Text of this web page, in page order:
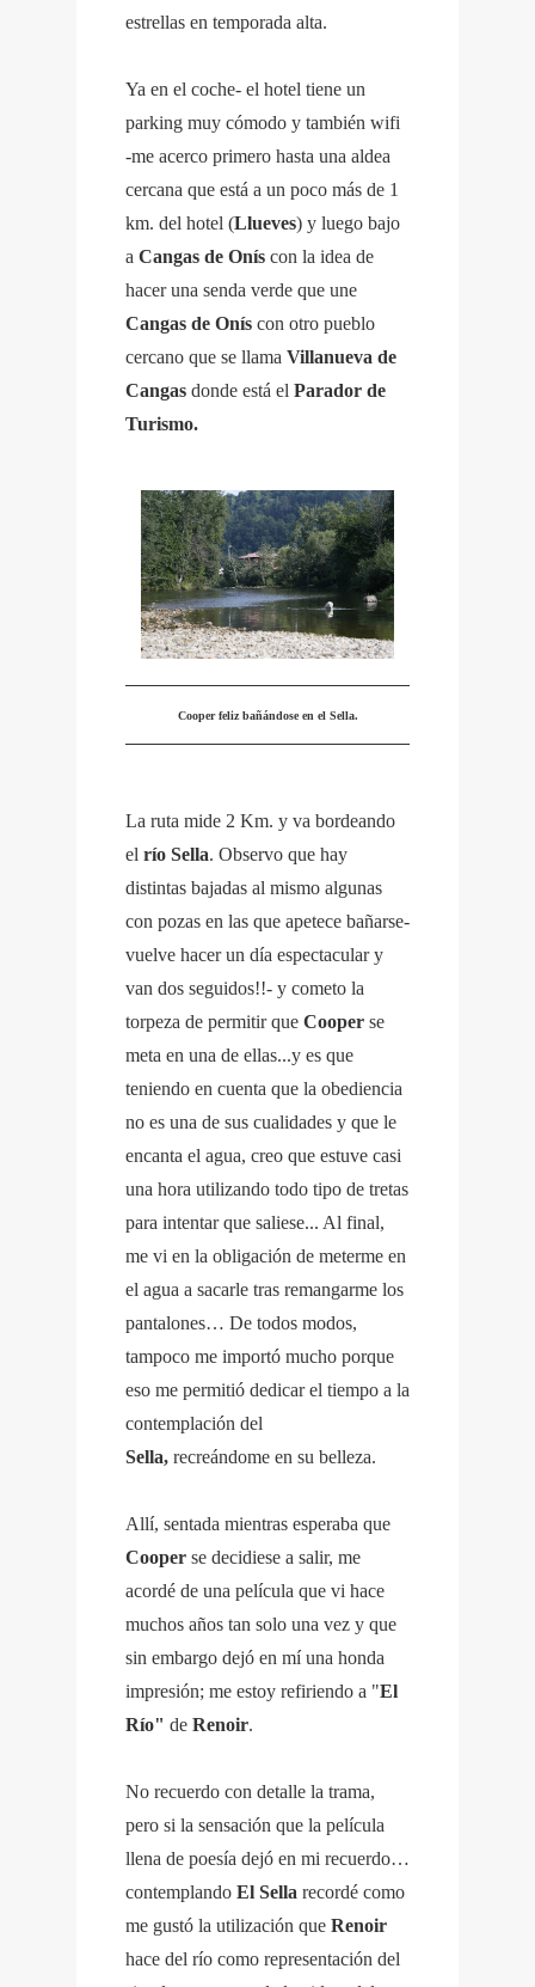
estrellas en temporada alta.
Ya en el coche- el hotel tiene un
parking muy cómodo y también wifi
-me acerco primero hasta una aldea
cercana que está a un poco más de 1
km. del hotel (Llueves) y luego bajo
a Cangas de Onís con la idea de
hacer una senda verde que une
Cangas de Onís con otro pueblo
cercano que se llama Villanueva de
Cangas donde está el Parador de
Turismo.
Cooper feliz bañándose en el Sella.
La ruta mide 2 Km. y va bordeando
el río Sella. Observo que hay
distintas bajadas al mismo algunas
con pozas en las que apetece bañarse-
vuelve hacer un día espectacular y
van dos seguidos!!- y cometo la
torpeza de permitir que Cooper se
meta en una de ellas...y es que
teniendo en cuenta que la obediencia
no es una de sus cualidades y que le
encanta el agua, creo que estuve casi
una hora utilizando todo tipo de tretas
para intentar que saliese... Al final,
me vi en la obligación de meterme en
el agua a sacarle tras remangarme los
pantalones… De todos modos,
tampoco me importó mucho porque
eso me permitió dedicar el tiempo a la
contemplación del
Sella, recreándome en su belleza.
Allí, sentada mientras esperaba que
Cooper se decidiese a salir, me
acordé de una película que vi hace
muchos años tan solo una vez y que
sin embargo dejó en mí una honda
impresión; me estoy refiriendo a "El
Río" de Renoir.
No recuerdo con detalle la trama,
pero si la sensación que la película
llena de poesía dejó en mi recuerdo…
contemplando El Sella recordé como
me gustó la utilización que Renoir
hace del río como representación del